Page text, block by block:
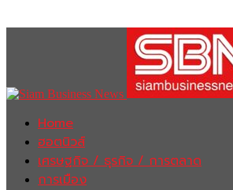
Home
ฮอตนิวส์
เศรษฐกิจ / ธุรกิจ / การตลาด
การเมือง